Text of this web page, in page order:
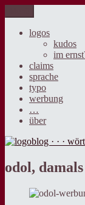
Inhalt
springen
logoblog · · · wörter
der blog über
logos
kudos
im
claims
sprache
typo
werbung
…
über
odol,